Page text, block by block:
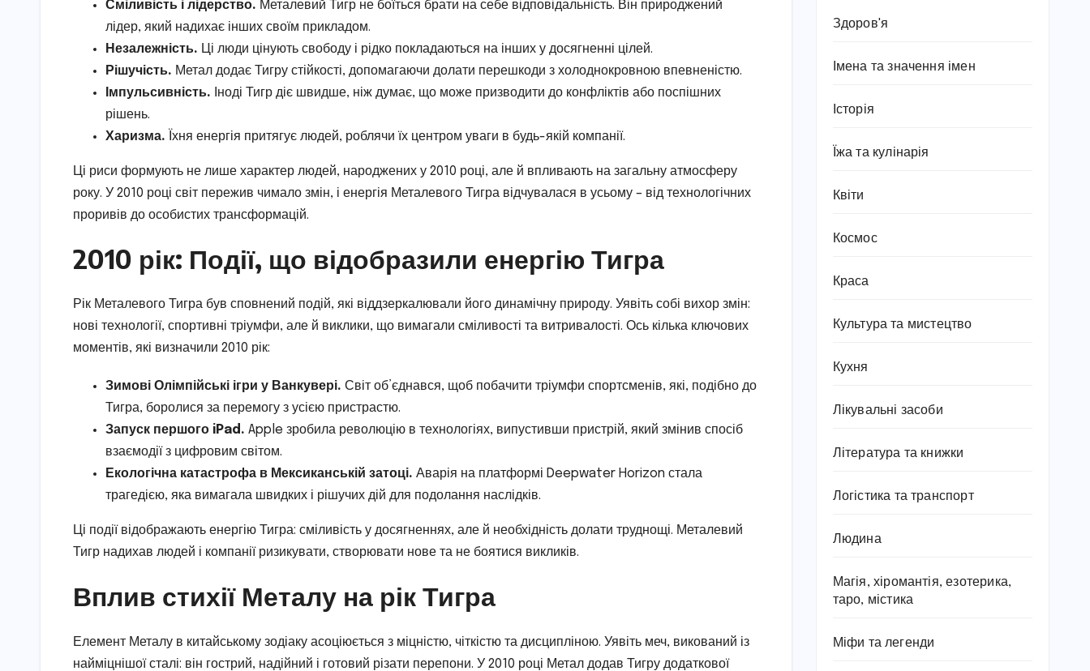
Сміливість і лідерство. Металевий Тигр не боїться брати на себе відповідальність. Він природжений
лідер, який надихає інших своїм прикладом.
Незалежність. Ці люди цінують свободу і рідко покладаються на інших у досягненні цілей.
Рішучість. Метал додає Тигру стійкості, допомагаючи долати перешкоди з холоднокровною впевненістю.
Імпульсивність. Іноді Тигр діє швидше, ніж думає, що може призводити до конфліктів або поспішних
рішень.
Харизма. Їхня енергія притягує людей, роблячи їх центром уваги в будь-якій компанії.
Ці риси формують не лише характер людей, народжених у 2010 році, але й впливають на загальну атмосферу
року. У 2010 році світ пережив чимало змін, і енергія Металевого Тигра відчувалася в усьому – від технологічних
проривів до особистих трансформацій.
2010 рік: Події, що відобразили енергію Тигра
Рік Металевого Тигра був сповнений подій, які віддзеркалювали його динамічну природу. Уявіть собі вихор змін:
нові технології, спортивні тріумфи, але й виклики, що вимагали сміливості та витривалості. Ось кілька ключових
моментів, які визначили 2010 рік:
Зимові Олімпійські ігри у Ванкувері. Світ об’єднався, щоб побачити тріумфи спортсменів, які, подібно до
Тигра, боролися за перемогу з усією пристрастю.
Запуск першого iPad. Apple зробила революцію в технологіях, випустивши пристрій, який змінив спосіб
взаємодії з цифровим світом.
Екологічна катастрофа в Мексиканській затоці. Аварія на платформі Deepwater Horizon стала
трагедією, яка вимагала швидких і рішучих дій для подолання наслідків.
Ці події відображають енергію Тигра: сміливість у досягненнях, але й необхідність долати труднощі. Металевий
Тигр надихав людей і компанії ризикувати, створювати нове та не боятися викликів.
Вплив стихії Металу на рік Тигра
Елемент Металу в китайському зодіаку асоціюється з міцністю, чіткістю та дисципліною. Уявіть меч, викований із
найміцнішої сталі: він гострий, надійний і готовий різати перепони. У 2010 році Метал додав Тигру додаткової
Здоров'я
Імена та значення імен
Історія
Їжа та кулінарія
Квіти
Космос
Краса
Культура та мистецтво
Кухня
Лікувальні засоби
Література та книжки
Логістика та транспорт
Людина
Магія, хіромантія, езотерика,
таро, містика
Міфи та легенди